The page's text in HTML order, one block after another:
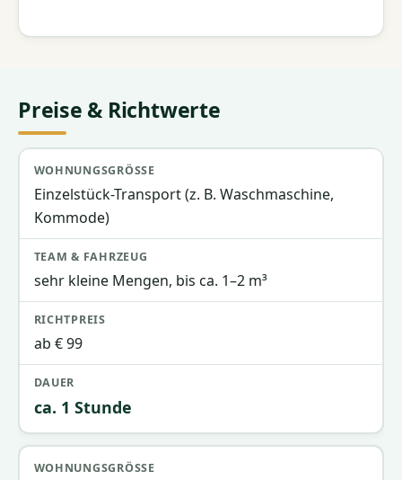
Preise & Richtwerte
Wohnungsgröße
Einzelstück-Transport (z. B. Waschmaschine,
Kommode)
sehr kleine Mengen, bis ca. 1–2 m³
ab € 99
ca. 1 Stunde